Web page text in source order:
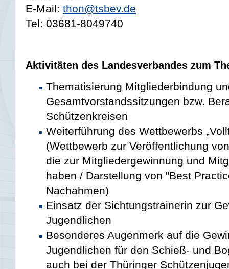
E-Mail: thon@tsbev.de
Tel: 03681-8049740
Aktivitäten des Landesverbandes zum
Thematisierung Mitgliederbindung
Gesamtvorstandssitzungen bzw.
Schützenkreisen
Weiterführung des Wettbewerbs
(Wettbewerb zur Veröffentlichung
die zur Mitgliedergewinnung und
haben / Darstellung von "Best
Nachahmen)
Einsatz der Sichtungstrainerin zur
Jugendlichen
Besonderes Augenmerk auf die
Jugendlichen für den Schieß- und
auch bei der Thüringer